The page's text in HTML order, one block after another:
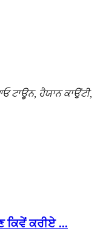
ਟਾਊਨ, ਹੈਯਾਨ ਕਾਉਂਟੀ,
ਕਰੀਏ ...